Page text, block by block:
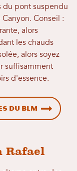
du pont suspendu
Conseil :
alors
les chauds
alors soyez
suffisamment
d'essence.
du BLM
Rafael